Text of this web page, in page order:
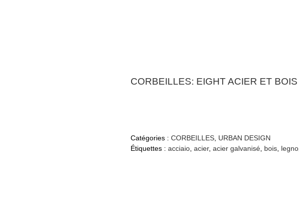
CORBEILLES: EIGHT ACIER ET BOIS
Catégories : CORBEILLES URBAN DESIGN
Étiquettes : acciaio acier, acier galvanisé bois legno